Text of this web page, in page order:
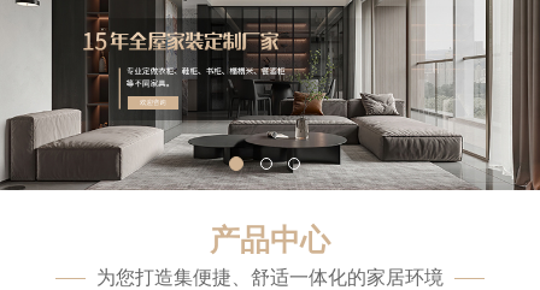
产品中心
为您打造集便捷、舒适一体化的家居环境